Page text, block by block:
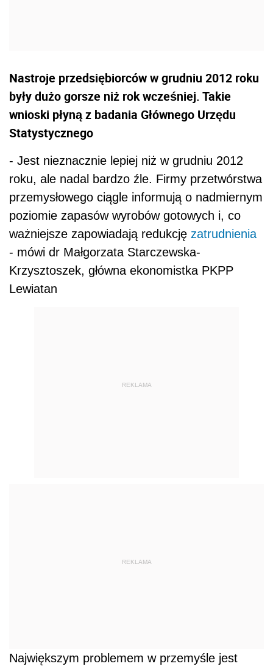
Nastroje przedsiębiorców w grudniu 2012 roku
były dużo gorsze niż rok wcześniej. Takie
wnioski płyną z badania Głównego Urzędu
Statystycznego
- Jest nieznacznie lepiej niż w grudniu 2012
roku, ale nadal bardzo źle. Firmy przetwórstwa
przemysłowego ciągle informują o nadmiernym
poziomie zapasów wyrobów gotowych i, co
ważniejsze zapowiadają redukcję zatrudnienia
- mówi dr Małgorzata Starczewska-
Krzysztoszek, główna ekonomistka PKPP
Lewiatan
REKLAMA
REKLAMA
Największym problemem w przemyśle jest